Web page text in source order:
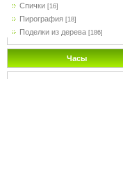
Спички [16]
Пирография [18]
Поделки из дерева [186]
Часы